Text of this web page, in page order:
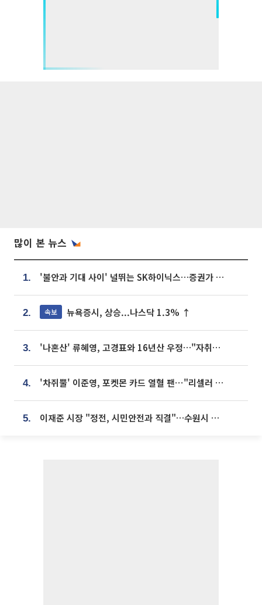
많이 본 뉴스
1. '불안과 기대 사이' 널뛰는 SK하이닉스…증권가 "HBM4·LTA 기반 펀터멘털 견고"
2. 속보 뉴욕증시, 상승...나스닥 1.3% ↑
3. '나혼산' 류혜영, 고경표와 16년산 우정…"자취방서 부모님과 마주쳐"
4. '차쥐뿔' 이준영, 포켓몬 카드 열혈 팬⋯"리셀러 처단할 것"
5. 이재준 시장 "정전, 시민안전과 직결"…수원시 비상대응체계 가동